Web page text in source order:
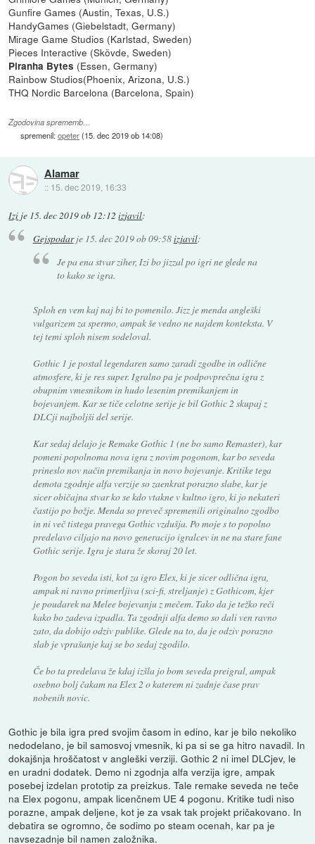
Gunfire Games (Austin, Texas, U.S.)
HandyGames (Giebelstadt, Germany)
Mirage Game Studios (Karlstad, Sweden)
Pieces Interactive (Skövde, Sweden)
Piranha Bytes (Essen, Germany)
Rainbow Studios(Phoenix, Arizona, U.S.)
THQ Nordic Barcelona (Barcelona, Spain)
Zgodovina sprememb…
spremenil:opeter(15. dec 2019 ob 14:08)
Alamar
:: 15. dec 2019, 16:33
Izi je 15. dec 2019 ob 12:12 izjavil:
Gejspodarje 15. dec 2019 ob 09:58izjavil:
Je pa ena stvar ziher, Izi bo jizzal po igri ne glede na
to kako se igra.
Sploh en vem kaj naj bi to pomenilo. Jizz je menda angleški
vulgarizem za spermo, ampak še vedno ne najdem konteksta. V
tej temi sploh nisem sodeloval.
Gothic 1 je postal legendaren samo zaradi zgodbe in odlične
atmosfere, ki je res super. Igralno pa je podpovprečna igra z
obupnim vmesnikom in hudo lesenim premikanjem in
bojevanjem. Kar se tiče celotne serije je bil Gothic 2 skupaj z
DLCji najboljši del serije.
Kar sedaj delajo je Remake Gothic 1 (ne bo samo Remaster), kar
pomeni popolnoma nova igra z novim pogonom, kar bo seveda
prineslo nov način premikanja in novo bojevanje. Kritike tega
demota zgodnje alfa verzije so zaenkrat porazno slabe, kar je
sicer običajna stvar ko se kdo vtakne v kultno igro, ki jo nekateri
častijo po božje. Menda so preveč spremenili originalno zgodbo
in ni več tistega pravega Gothic vzdušja. Po moje s to popolno
predelavo ciljajo na novo generacijo igralcev in ne na stare fane
Gothic serije. Igra je stara že skoraj 20 let.
Pogon bo seveda isti, kot za igro Elex, ki je sicer odlična igra,
ampak ni ravno primerljiva (sci-fi, streljanje) z Gothicom, kjer
je poudarek na Melee bojevanju z mečem. Tako da je težko reči
kako bo zadeva izpadla. Ta zgodnji alfa demo so dali ven ravno
zato, da dobijo odziv publike. Glede na to, da je odziv porazno
slab je vprašanje kaj se bo sedaj zgodilo.
Če bo ta predelava že kdaj izšla jo bom seveda preigral, ampak
osebno bolj čakam na Elex 2 o katerem ni zadnje čase prav
nobenih novic.
Gothic je bila igra pred svojim časom in edino, kar je bilo nekoliko
nedodelano, je bil samosvoj vmesnik, ki pa si se ga hitro navadil. In
dokajšnja hroščatost v angleški verziji. Gothic 2 ni imel DLCjev, le
en uradni dodatek. Demo ni zgodnja alfa verzija igre, ampak
posebej izdelan prototip za preizkus. Tale remake seveda ne teče
na Elex pogonu, ampak licenčnem UE 4 pogonu. Kritike tudi niso
porazne, ampak deljene, kot je za vsak tak projekt pričakovano. In
debatira se ogromno, če sodimo po steam ocenah, kar pa je
navsezadnje bil namen založnika.